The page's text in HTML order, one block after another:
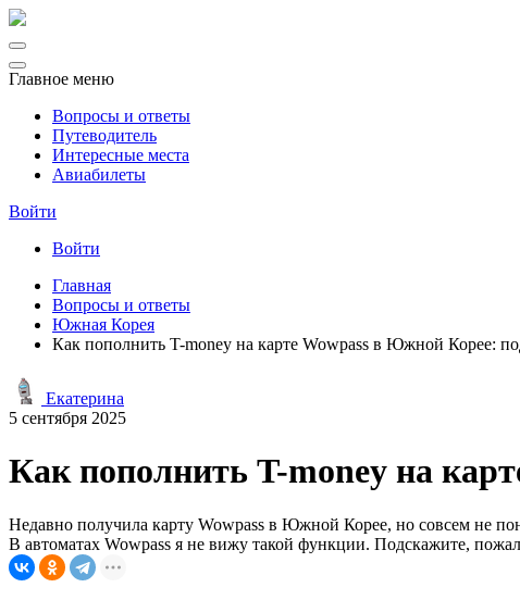
Главное меню
Вопросы и ответы
Путеводитель
Интересные места
Авиабилеты
Войти
Войти
Главная
Вопросы и ответы
Южная Корея
Как пополнить T-money на карте Wowpass в Южной Корее:
Екатерина
5 сентября 2025
Как пополнить T-money на
Недавно получила карту Wowpass в Южной Корее, но совсем не
В автоматах Wowpass я не вижу такой функции. Подскажите,